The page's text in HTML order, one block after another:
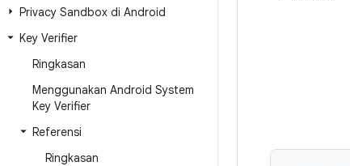
Privacy Sandbox di Android
Key Verifier
Ringkasan
Menggunakan Android System
Key Verifier
Referensi
Ringkasan